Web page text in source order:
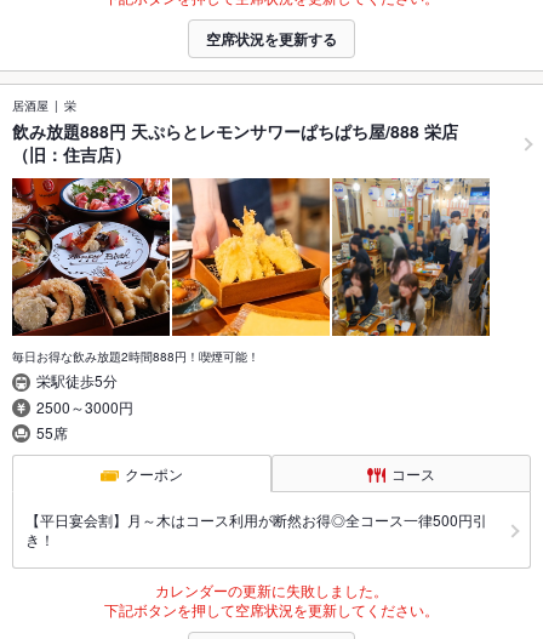
空席状況を更新する
居酒屋 栄
飲み放題888円 天ぷらとレモンサワーぱちぱち屋/888 栄店
（旧：住吉店）
毎日お得な飲み放題2時間888円！喫煙可能！
栄駅徒歩5分
2500～3000円
55席
クーポン コース
【平日宴会割】月～木はコース利用が断然お得◎全コース一律500円引
き！
カレンダーの更新に失敗しました。
下記ボタンを押して空席状況を更新してください。